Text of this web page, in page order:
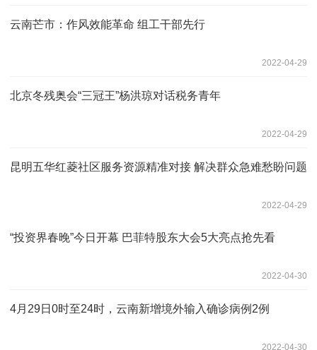
云南芒市：作风效能革命 组工干部先行
2022-04-29
北京冬残奥会“三冠王”杨洪琼对话税务青年
2022-04-29
昆明五华红菱社区服务资源精准对接 解决群众急难愁盼问题
2022-04-29
“投资界春晚”今日开幕 巴菲特股东大会5大亮点抢先看
2022-04-30
4月29日0时至24时，云南新增境外输入确诊病例2例
2022-04-30